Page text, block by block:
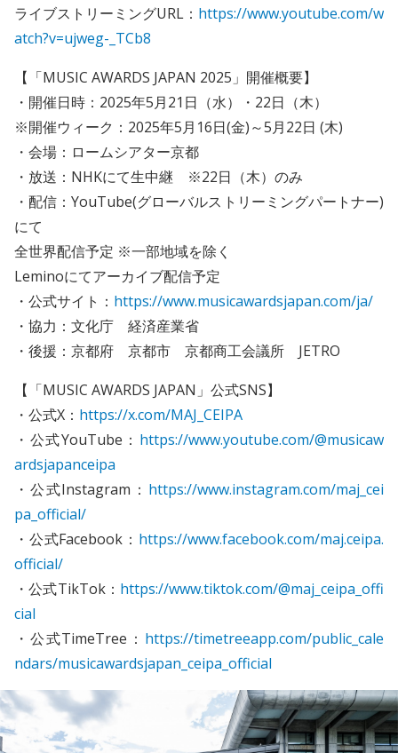
ライブストリーミングURL： https://www.youtube.com/w
atch?v=ujweg-_TCb8
【「MUSIC AWARDS JAPAN 2025」開催概要】
・開催日時：2025年5月21日（水）・22日（木）
※開催ウィーク：2025年5⽉16⽇(金)～5⽉22⽇ (木)
・会場：ロームシアター京都
・放送：NHKにて生中継 ※22日（木）のみ
・配信：YouTube(グローバルストリーミングパートナー)
にて
全世界配信予定 ※一部地域を除く
Leminoにてアーカイブ配信予定
・公式サイト： https://www.musicawardsjapan.com/ja/
・協力：文化庁 経済産業省
・後援：京都府 京都市 京都商工会議所 JETRO
【「MUSIC AWARDS JAPAN」公式SNS】
・公式X： https://x.com/MAJ_CEIPA
・公式YouTube： https://www.youtube.com/@musicaw
ardsjapanceipa
・公式Instagram： https://www.instagram.com/maj_cei
pa_official/
・公式Facebook： https://www.facebook.com/maj.ceipa.
official/
・公式TikTok： https://www.tiktok.com/@maj_ceipa_offi
cial
・公式TimeTree： https://timetreeapp.com/public_cale
ndars/musicawardsjapan_ceipa_official